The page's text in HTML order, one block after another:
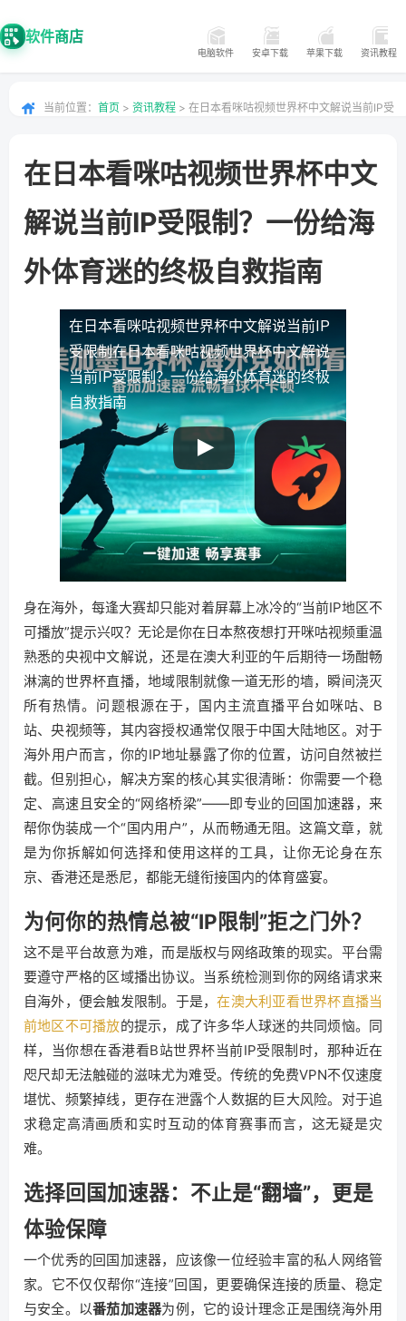
软件商店
电脑软件 安卓下载 苹果下载 资讯教程
当前位置： 首页 > 资讯教程 > 在日本看咪咕视频世界杯中文解说当前IP受
在日本看咪咕视频世界杯中文
解说当前IP受限制？一份给海
外体育迷的终极自救指南
在日本看咪咕视频世界杯中文解说当前IP
受限制在日本看咪咕视频世界杯中文解说
当前IP受限制？一份给海外体育迷的终极
自救指南
身在海外，每逢大赛却只能对着屏幕上冰冷的“当前IP地区不
可播放”提示兴叹？无论是你在日本熬夜想打开咪咕视频重温
熟悉的央视中文解说，还是在澳大利亚的午后期待一场酣畅
淋漓的世界杯直播，地域限制就像一道无形的墙，瞬间浇灭
所有热情。问题根源在于，国内主流直播平台如咪咕、B
站、央视频等，其内容授权通常仅限于中国大陆地区。对于
海外用户而言，你的IP地址暴露了你的位置，访问自然被拦
截。但别担心，解决方案的核心其实很清晰：你需要一个稳
定、高速且安全的“网络桥梁”——即专业的回国加速器，来
帮你伪装成一个“国内用户”，从而畅通无阻。这篇文章，就
是为你拆解如何选择和使用这样的工具，让你无论身在东
京、香港还是悉尼，都能无缝衔接国内的体育盛宴。
为何你的热情总被“IP限制”拒之门外？
这不是平台故意为难，而是版权与网络政策的现实。平台需
要遵守严格的区域播出协议。当系统检测到你的网络请求来
自海外，便会触发限制。于是，在澳大利亚看世界杯直播当
前地区不可播放的提示，成了许多华人球迷的共同烦恼。同
样，当你想在香港看B站世界杯当前IP受限制时，那种近在
咫尺却无法触碰的滋味尤为难受。传统的免费VPN不仅速度
堪忧、频繁掉线，更存在泄露个人数据的巨大风险。对于追
求稳定高清画质和实时互动的体育赛事而言，这无疑是灾
难。
选择回国加速器：不止是“翻墙”，更是
体验保障
一个优秀的回国加速器，应该像一位经验丰富的私人网络管
家。它不仅仅帮你“连接”回国，更要确保连接的质量、稳定
与安全。以番茄加速器为例，它的设计理念正是围绕海外用